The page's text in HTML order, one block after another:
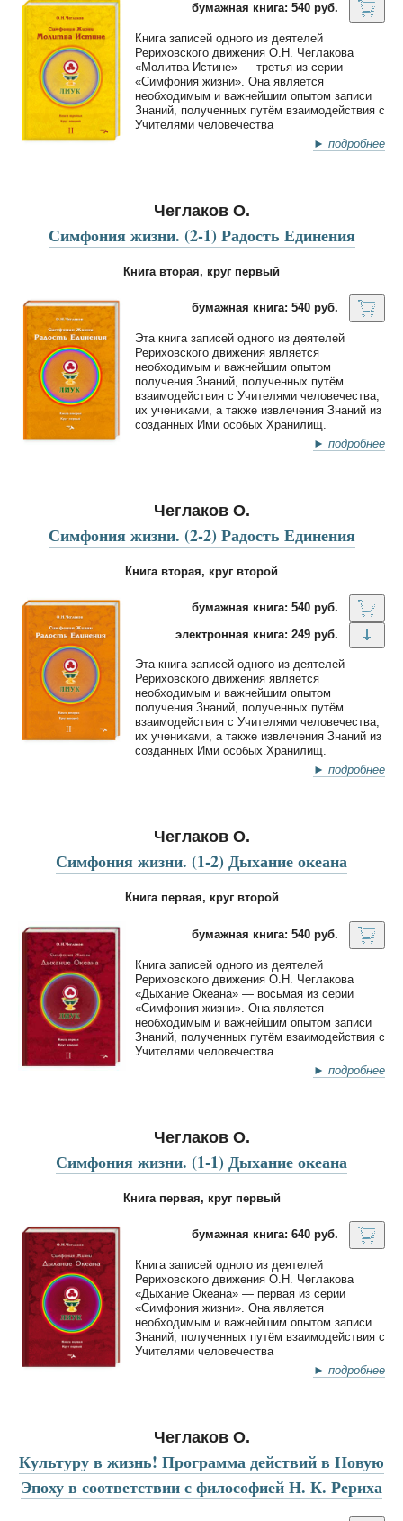
бумажная книга: 540 руб.
Книга записей одного из деятелей
Рериховского движения О.Н. Чеглакова
«Молитва Истине» — третья из серии
«Симфония жизни». Она является
необходимым и важнейшим опытом записи
Знаний, полученных путём взаимодействия с
Учителями человечества
► подробнее
Чеглаков О.
Симфония жизни. (2-1) Радость Единения
Книга вторая, круг первый
бумажная книга: 540 руб.
Эта книга записей одного из деятелей
Рериховского движения является
необходимым и важнейшим опытом
получения Знаний, полученных путём
взаимодействия с Учителями человечества,
их учениками, а также извлечения Знаний из
созданных Ими особых Хранилищ.
► подробнее
Чеглаков О.
Симфония жизни. (2-2) Радость Единения
Книга вторая, круг второй
бумажная книга: 540 руб.
электронная книга: 249 руб.
Эта книга записей одного из деятелей
Рериховского движения является
необходимым и важнейшим опытом
получения Знаний, полученных путём
взаимодействия с Учителями человечества,
их учениками, а также извлечения Знаний из
созданных Ими особых Хранилищ.
► подробнее
Чеглаков О.
Симфония жизни. (1-2) Дыхание океана
Книга первая, круг второй
бумажная книга: 540 руб.
Книга записей одного из деятелей
Рериховского движения О.Н. Чеглакова
«Дыхание Океана» — восьмая из серии
«Симфония жизни». Она является
необходимым и важнейшим опытом записи
Знаний, полученных путём взаимодействия с
Учителями человечества
► подробнее
Чеглаков О.
Симфония жизни. (1-1) Дыхание океана
Книга первая, круг первый
бумажная книга: 640 руб.
Книга записей одного из деятелей
Рериховского движения О.Н. Чеглакова
«Дыхание Океана» — первая из серии
«Симфония жизни». Она является
необходимым и важнейшим опытом записи
Знаний, полученных путём взаимодействия с
Учителями человечества
► подробнее
Чеглаков О.
Культуру в жизнь! Программа действий в Новую
Эпоху в соответствии с философией Н. К. Рериха